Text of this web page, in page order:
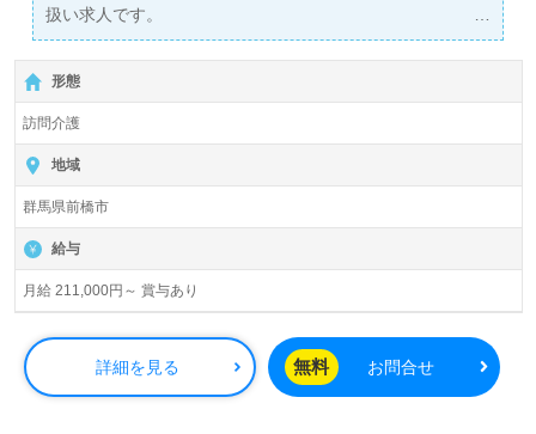
扱い求人です。
詳細に関してお気軽にご相談ください♪
【無料】で皆さんの転職活動をサポートいたします。
形態
訪問介護
地域
群馬県前橋市
給与
月給 211,000円～ 賞与あり
詳細を見る 無料 お問合せ